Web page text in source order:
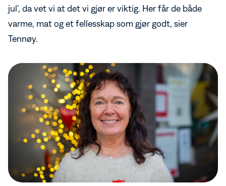
jul’, da vet vi at det vi gjør er viktig. Her får de både
varme, mat og et fellesskap som gjør godt, sier
Tennøy.